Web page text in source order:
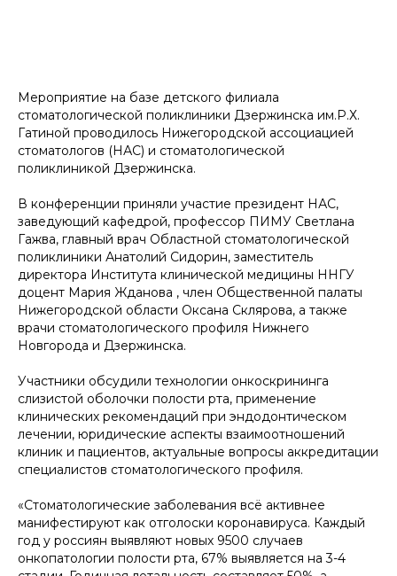
Мероприятие на базе детского филиала
стоматологической поликлиники Дзержинска им.Р.Х.
Гатиной проводилось Нижегородской ассоциацией
стоматологов (НАС) и стоматологической
поликлиникой Дзержинска.
В конференции приняли участие президент НАС,
заведующий кафедрой, профессор ПИМУ Светлана
Гажва, главный врач Областной стоматологической
поликлиники Анатолий Сидорин, заместитель
директора Института клинической медицины ННГУ
доцент Мария Жданова , член Общественной палаты
Нижегородской области Оксана Склярова, а также
врачи стоматологического профиля Нижнего
Новгорода и Дзержинска.
Участники обсудили технологии онкоскрининга
слизистой оболочки полости рта, применение
клинических рекомендаций при эндодонтическом
лечении, юридические аспекты взаимоотношений
клиник и пациентов, актуальные вопросы аккредитации
специалистов стоматологического профиля.
«Cтоматологические заболевания всё активнее
манифестируют как отголоски коронавируса. Каждый
год у россиян выявляют новых 9500 случаев
онкопатологии полости рта, 67% выявляется на 3-4